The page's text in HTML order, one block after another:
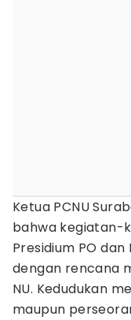
Ketua PCNU
bahwa kegiatan-
Presidium PO
dengan rencana
NU. Kedudukan
maupun